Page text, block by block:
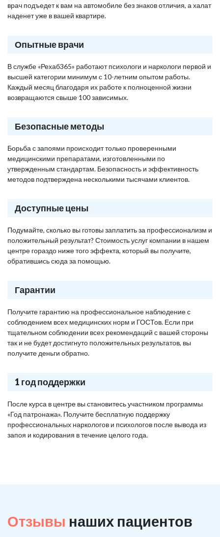
врач подъедет к вам на автомобиле без знаков отличия, а халат
наденет уже в вашей квартире.
Опытные врачи
В службе «Рехаб365» работают психологи и наркологи первой и
высшей категории минимум с 10-летним опытом работы.
Каждый месяц благодаря их работе к полноценной жизни
возвращаются свыше 100 зависимых.
Безопасные методы
Борьба с запоями происходит только проверенными
медицинскими препаратами, изготовленными по
утвержденным стандартам. Безопасность и эффективность
методов подтверждена несколькими тысячами клиентов.
Доступные цены
Подумайте, сколько вы готовы заплатить за профессионализм и
положительный результат? Стоимость услуг компании в нашем
центре гораздо ниже того эффекта, который вы получите,
обратившись сюда за помощью.
Гарантии
Получите гарантию на профессиональное наблюдение с
соблюдением всех медицинских норм и ГОСТов. Если при
тщательном соблюдении всех рекомендаций с вашей стороны
так и не будет достигнуто положительных результатов, вы
получите деньги обратно.
1 год поддержки
После курса в центре вы становитесь участником программы
«Год патронажа». Получите бесплатную поддержку
профессиональных наркологов и психологов после вывода из
запоя и кодирования в течение целого года.
Отзывы наших пациентов